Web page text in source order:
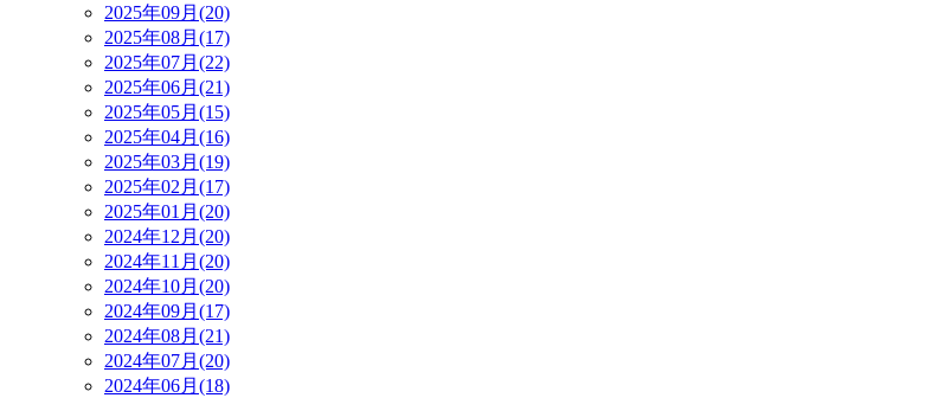
2025年09月(20)
2025年08月(17)
2025年07月(22)
2025年06月(21)
2025年05月(15)
2025年04月(16)
2025年03月(19)
2025年02月(17)
2025年01月(20)
2024年12月(20)
2024年11月(20)
2024年10月(20)
2024年09月(17)
2024年08月(21)
2024年07月(20)
2024年06月(18)